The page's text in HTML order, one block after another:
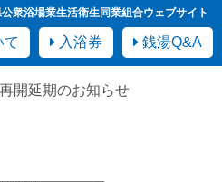
衆浴場業生活衛生同業組合ウェブサイト
て 入浴券 銭湯Q&A
開延期のお知らせ